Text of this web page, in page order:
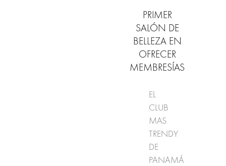
PRIMER
SALÓN DE
BELLEZA EN
OFRECER
MEMBRESÍAS
EL
CLUB
MAS
TRENDY
DE
PANAMÁ